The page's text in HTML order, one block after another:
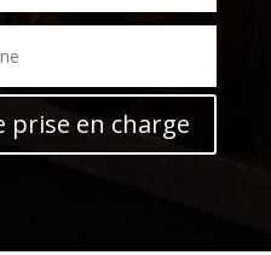
prise en charge